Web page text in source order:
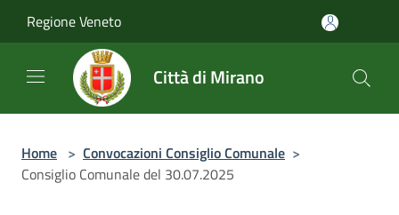
Regione Veneto
Città di Mirano
Home > Convocazioni Consiglio Comunale >
Consiglio Comunale del 30.07.2025